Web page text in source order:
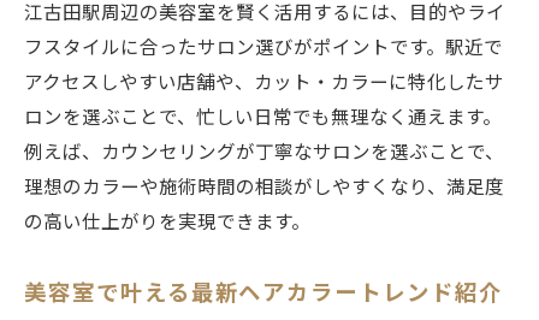
江古田駅周辺の美容室を賢く活用するには、目的やライ
フスタイルに合ったサロン選びがポイントです。駅近で
アクセスしやすい店舗や、カット・カラーに特化したサ
ロンを選ぶことで、忙しい日常でも無理なく通えます。
例えば、カウンセリングが丁寧なサロンを選ぶことで、
理想のカラーや施術時間の相談がしやすくなり、満足度
の高い仕上がりを実現できます。
美容室で叶える最新ヘアカラートレンド紹介